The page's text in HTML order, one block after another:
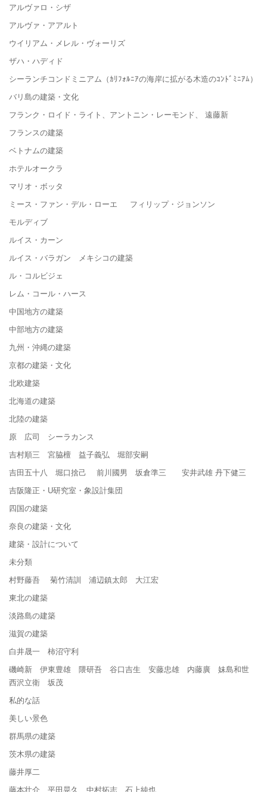
アルヴァロ・シザ
アルヴァ・アアルト
ウイリアム・メレル・ヴォーリズ
ザハ・ハディド
シーランチコンドミニアム（ｶﾘﾌｫﾙﾆｱの海岸に拡がる木造のｺﾝﾄﾞﾐﾆｱﾑ）
バリ島の建築・文化
フランク・ロイド・ライト、アントニン・レーモンド、 遠藤新
フランスの建築
ベトナムの建築
ホテルオークラ
マリオ・ボッタ
ミース・ファン・デル・ローエ フィリップ・ジョンソン
モルディブ
ルイス・カーン
ルイス・バラガン メキシコの建築
ル・コルビジェ
レム・コール・ハース
中国地方の建築
中部地方の建築
九州・沖縄の建築
京都の建築・文化
北欧建築
北海道の建築
北陸の建築
原 広司 シーラカンス
吉村順三 宮脇檀 益子義弘 堀部安嗣
吉田五十八 堀口捨己 前川國男 坂倉準三 安井武雄 丹下健三
吉阪隆正・U研究室・象設計集団
四国の建築
奈良の建築・文化
建築・設計について
未分類
村野藤吾 菊竹清訓 浦辺鎮太郎 大江宏
東北の建築
淡路島の建築
滋賀の建築
白井晟一 柿沼守利
磯崎新 伊東豊雄 隈研吾 谷口吉生 安藤忠雄 内藤廣 妹島和世
西沢立衛 坂茂
私的な話
美しい景色
群馬県の建築
茨木県の建築
藤井厚二
藤本壮介 平田晃久 中村拓志 石上純也